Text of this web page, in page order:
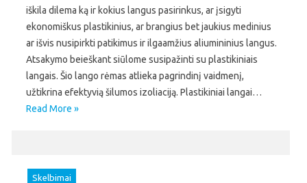
iškila dilema ką ir kokius langus pasirinkus, ar įsigyti
ekonomiškus plastikinius, ar brangius bet jaukius medinius
ar išvis nusipirkti patikimus ir ilgaamžius aliumininius langus.
Atsakymo beieškant siūlome susipažinti su plastikiniais
langais. Šio lango rėmas atlieka pagrindinį vaidmenį,
užtikrina efektyvią šilumos izoliaciją. Plastikiniai langai…
Read More »
Skelbimai